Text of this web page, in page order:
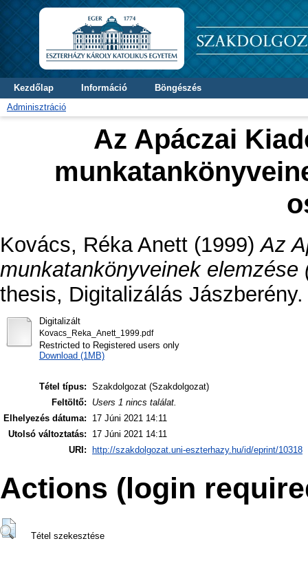
Kezdőlap Információ
Böngészés
Adminisztráció
Az Apáczai
Kovács, Réka Anett (1999)Az
munkatankönyveinek
thesis, Digitalizálás Jászberény.
Digitalizált
Kovacs_Reka_Anett_1999.pdf
Restricted to Registered users only
Download (1MB)
Tétel típus: Szakdolgozat (Szakdolgozat)
Feltöltő:
Users 1 nincs találat.
Elhelyezés dátuma:
17 Júni 2021 14:11
Utolsó változtatás:
17 Júni 2021 14:11
URI:
http://szakdolgozat.uni-eszterhazy.hu/id/eprint/10318
Actions (login
Tétel szekesztése